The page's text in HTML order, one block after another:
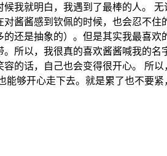
我就明白，我遇到了最棒的人。
酱感到钦佩的时候，也会忍不住
还是抽象的）。但是其实我最喜
所以，我很真的喜欢酱酱喊我的
的话，自己也会变得很开心。 所
够开心走下去。就是累了也不要